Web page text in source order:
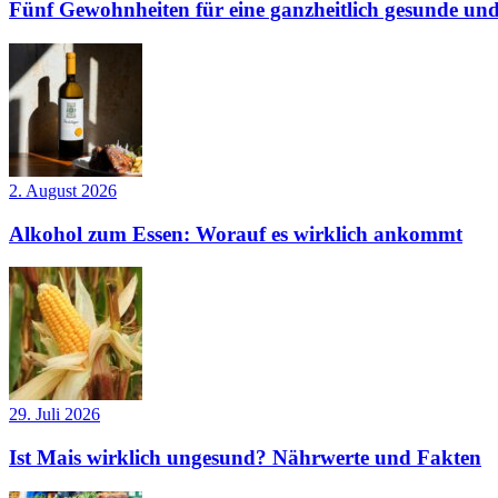
Fünf Gewohnheiten für eine ganzheitlich gesunde
2. August 2026
Alkohol zum Essen: Worauf es wirklich ankommt
29. Juli 2026
Ist Mais wirklich ungesund? Nährwerte und Fakten